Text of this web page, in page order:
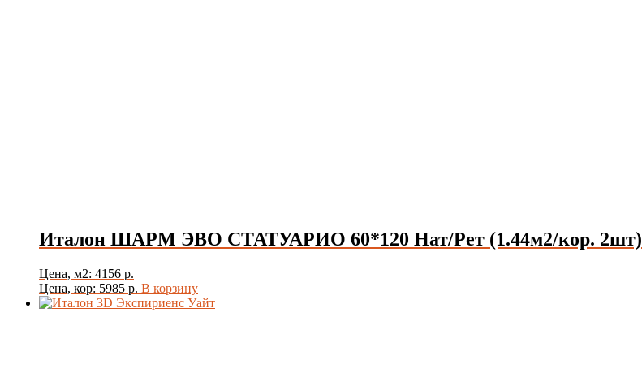
Италон ШАРМ ЭВО СТАТУАРИО 60*120 Нат/Рет (1.44м2/кор. 2шт)
Цена, м2: 4156 р.
Цена, кор: 5985 р. В корзину